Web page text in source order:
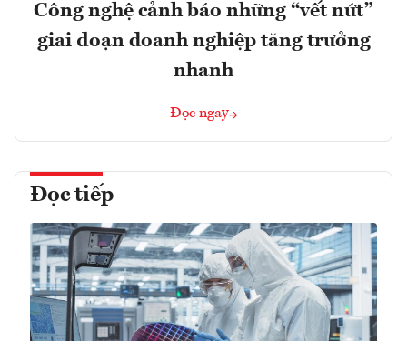
Công nghệ cảnh báo những “vết nứt”
giai đoạn doanh nghiệp tăng trưởng
nhanh
Đọc ngay
Đọc tiếp